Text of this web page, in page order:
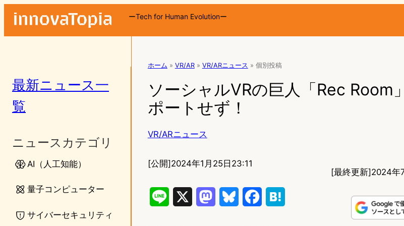
ーTech for Human Evolutionー
最新ニュース一
覧
ニュースカテゴリ
AI（人工知能）
量子コンピューター
サイバーセキュリティ
ホーム » VR/AR » VR/ARニュース » 個別投稿
ソーシャルVRの巨人「Rec Room
ポートせず！
VR/ARニュース
[公開]2024年1月25日23:11
[最終更新]2024年